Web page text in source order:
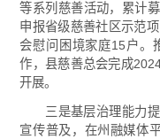
等系列慈善活动，累计
申报省级慈善社区示范
会慰问困境家庭15户。
作，县慈善总会完成
开展。
三是基层治理能力
宣传普及，在州融媒体